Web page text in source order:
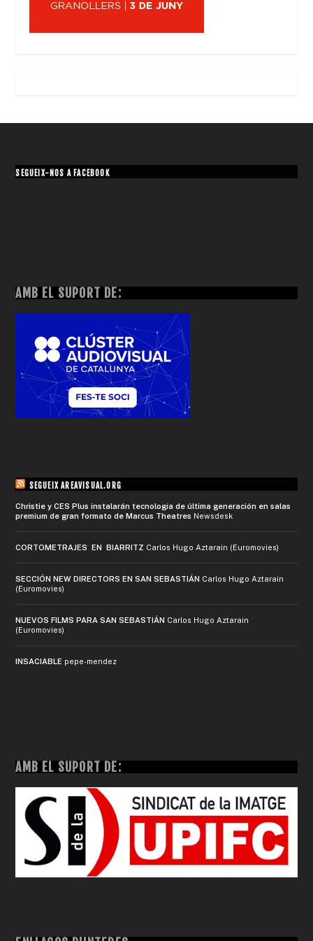
SEGUEIX-NOS A FACEBOOK
AMB EL SUPORT DE:
SEGUEIX AREAVISUAL.ORG
Christie y CES Plus instalarán tecnología de última generación en salas
premium de gran formato de Marcus Theatres Newsdesk
CORTOMETRAJES EN BIARRITZ Carlos Hugo Aztarain (Euromovies)
SECCIÓN NEW DIRECTORS EN SAN SEBASTIÁN Carlos Hugo Aztarain
(Euromovies)
NUEVOS FILMS PARA SAN SEBASTIÁN Carlos Hugo Aztarain
(Euromovies)
INSACIABLE pepe-mendez
AMB EL SUPORT DE: